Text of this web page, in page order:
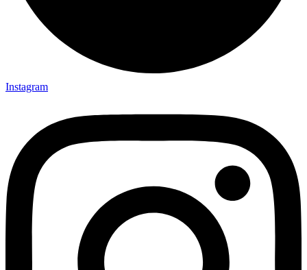
Instagram